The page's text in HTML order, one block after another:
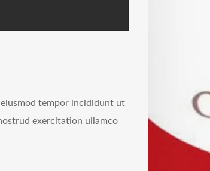
tempor incididunt ut
exercitation ullamco